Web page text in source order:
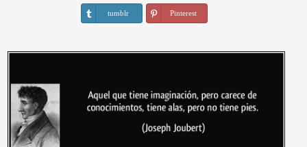
tumblr Pinterest